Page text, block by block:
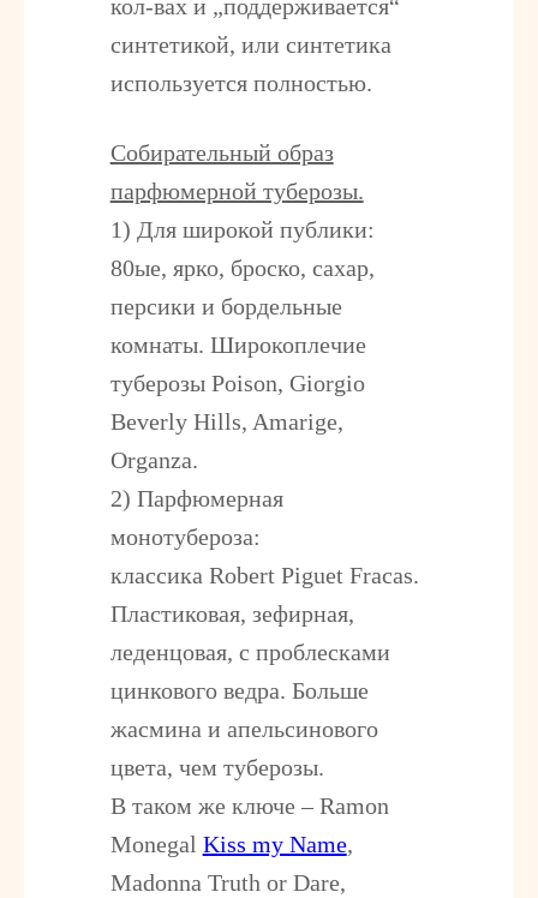
кол-вах и „поддерживается“
синтетикой, или синтетика
используется полностью.
Собирательный образ
парфюмерной туберозы.
1) Для широкой публики:
80ые, ярко, броско, сахар,
персики и бордельные
комнаты. Широкоплечие
туберозы Poison, Giorgio
Beverly Hills, Amarige,
Organza.
2) Парфюмерная
монотубероза:
классика Robert Piguet Fracas.
Пластиковая, зефирная,
леденцовая, с проблесками
цинкового ведра. Больше
жасмина и апельсинового
цвета, чем туберозы.
В таком же ключе – Ramon
Monegal Kiss my Name,
Madonna Truth or Dare,